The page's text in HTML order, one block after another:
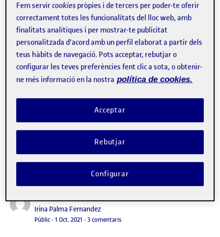
Activitat no avaluable 1:
Presentació del grup i
l'assignatura
About me
Publicat per
Irina Palma Fernandez
Visibilitat:
Públic-Data de publicació
1 Oct. 2021 4 octubre, 2021 3:08 pm
-3 comentarisa About me
Fem servircookies pròpies i de tercers per poder-te oferir
correctament totes les funcionalitats del lloc web, amb
finalitats analítiques i per mostrar-te publicitat
personalitzada d'acord amb un perfil elaborat a partir dels
teus hàbits de navegació. Pots acceptar, rebutjar o
configurar les teves preferències fent clic a sota, o obtenir-
ne més informació en la nostra política de cookies.
Rebutjar
Acceptar
Configurar